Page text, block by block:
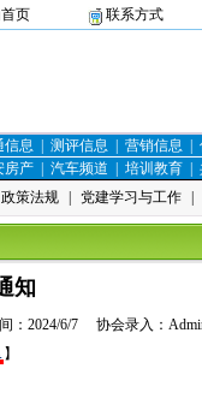
页 联系方式
信息 测评信息 营销信息
房产 汽车频道 培训教育
政策法规 党建学习与工作
知
：2024/6/7 协会录入：
】